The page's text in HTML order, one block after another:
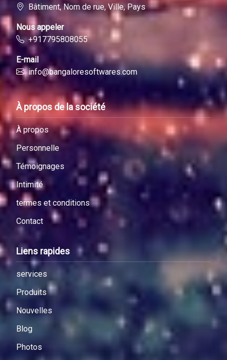
Bâtiment, Nom de rue, Ville, Pays
Nous appeler
+917795808055
E-mail
info@bangaloresoftwares.com
À propos de la société
À propos
Personnelle
Témoignages
Intimité
termes et conditions
Contact
Liens rapides
services
Produits
Nouvelles
Blog
Photos